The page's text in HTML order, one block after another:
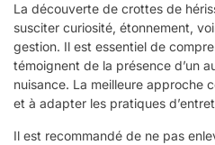
La découverte de crottes de
susciter curiosité, étonnement,
gestion. Il est essentiel de
témoignent de la présence d’un
nuisance. La meilleure approche
et à adapter les pratiques
Il est recommandé de ne pas